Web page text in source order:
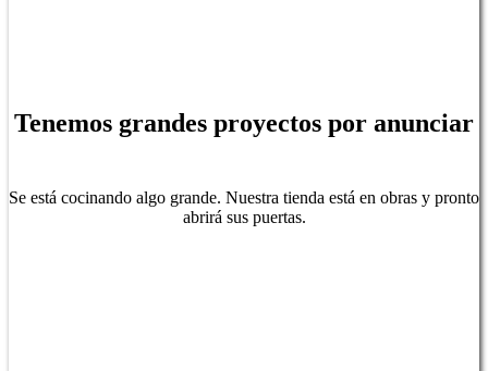
Tenemos grandes proyectos por anunciar
Se está cocinando algo grande. Nuestra tienda está en obras y pronto
abrirá sus puertas.